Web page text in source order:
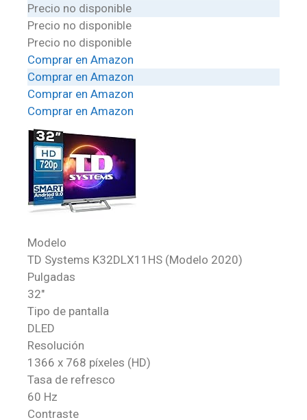
Precio no disponible
Precio no disponible
Precio no disponible
Comprar en Amazon
Comprar en Amazon
Comprar en Amazon
Comprar en Amazon
Modelo
TD Systems K32DLX11HS (Modelo 2020)
Pulgadas
32″
Tipo de pantalla
DLED
Resolución
1366 x 768 píxeles (HD)
Tasa de refresco
60 Hz
Contraste